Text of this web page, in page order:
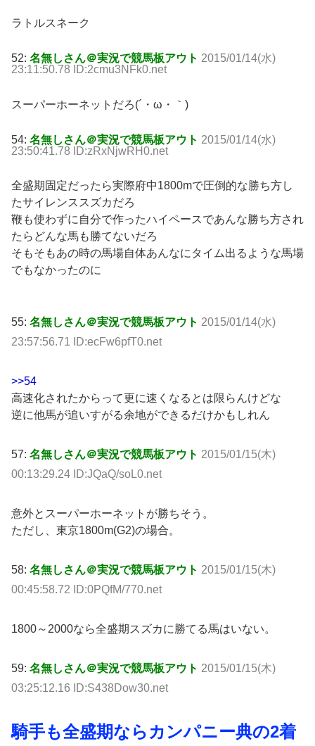
ラトルスネーク
52: 名無しさん＠実況で競馬板アウト 2015/01/14(水)
23:11:50.78 ID:2cmu3NFk0.net
スーパーホーネットだろ(´・ω・｀)
54: 名無しさん＠実況で競馬板アウト 2015/01/14(水)
23:50:41.78 ID:zRxNjwRH0.net
全盛期固定だったら実際府中1800mで圧倒的な勝ち方し
たサイレンススズカだろ
鞭も使わずに自分で作ったハイペースであんな勝ち方され
たらどんな馬も勝てないだろ
そもそもあの時の馬場自体あんなにタイム出るような馬場
でもなかったのに
55: 名無しさん＠実況で競馬板アウト 2015/01/14(水)
23:57:56.71 ID:ecFw6pfT0.net
>>54
高速化されたからって更に速くなるとは限らんけどな
逆に他馬が追いすがる余地ができるだけかもしれん
57: 名無しさん＠実況で競馬板アウト 2015/01/15(木)
00:13:29.24 ID:JQaQ/soL0.net
意外とスーパーホーネットが勝ちそう。
ただし、東京1800m(G2)の場合。
58: 名無しさん＠実況で競馬板アウト 2015/01/15(木)
00:45:58.72 ID:0PQfM/770.net
1800～2000なら全盛期スズカに勝てる馬はいない。
59: 名無しさん＠実況で競馬板アウト 2015/01/15(木)
03:25:12.16 ID:S438Dow30.net
騎手も全盛期ならカンパニー典の2着